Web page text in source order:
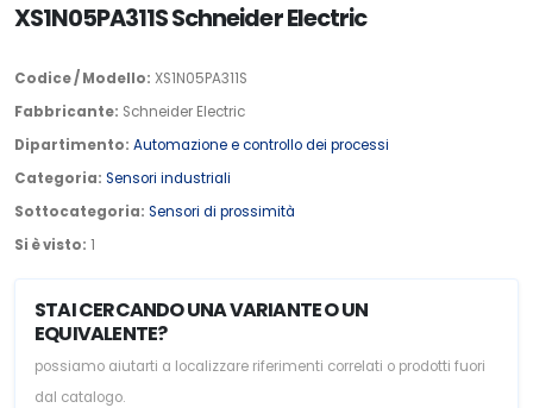
XS1N05PA311S Schneider Electric
Codice / Modello: XS1N05PA311S
Fabbricante: Schneider Electric
Dipartimento: Automazione e controllo dei processi
Categoria: Sensori industriali
Sottocategoria: Sensori di prossimità
Si è visto: 1
STAI CERCANDO UNA VARIANTE O UN
EQUIVALENTE?
possiamo aiutarti a localizzare riferimenti correlati o prodotti fuori
dal catalogo.